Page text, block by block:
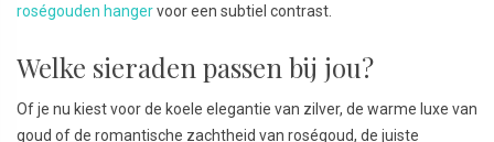
roségouden hangervoor een subtiel contrast.
Welke sieraden passen bij jou?
Of je nu kiest voor de koele elegantie van zilver, de warme luxe van
goud of de romantische zachtheid van roségoud, de juiste